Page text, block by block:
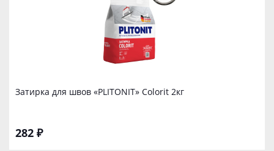
Затирка для швов «PLITONIT» Colorit 2кг
282 ₽